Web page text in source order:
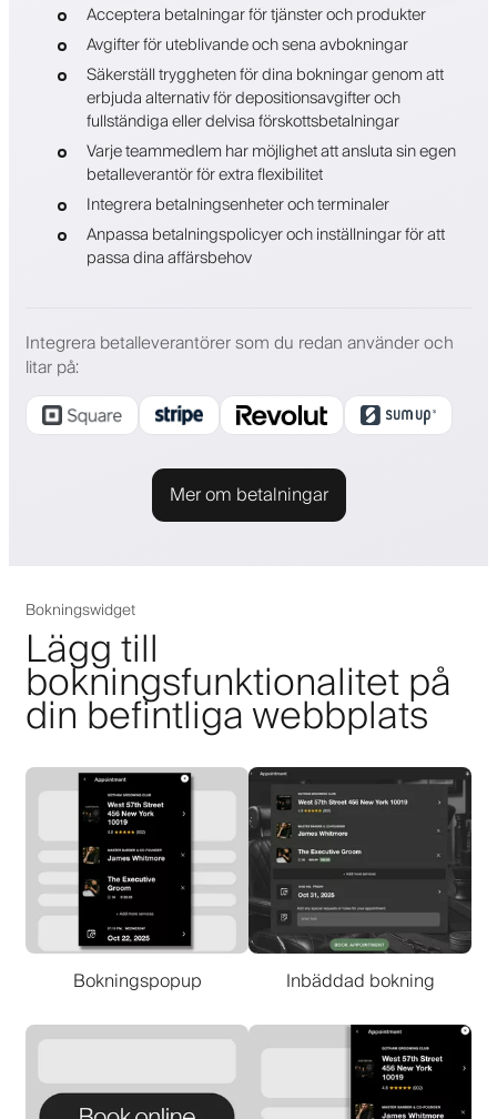
Acceptera betalningar för tjänster och produkter
Avgifter för uteblivande och sena avbokningar
Säkerställ tryggheten för dina bokningar genom att
erbjuda alternativ för depositionsavgifter och
fullständiga eller delvisa förskottsbetalningar
Varje teammedlem har möjlighet att ansluta sin egen
betalleverantör för extra flexibilitet
Integrera betalningsenheter och terminaler
Anpassa betalningspolicyer och inställningar för att
passa dina affärsbehov
Integrera betalleverantörer som du redan använder och
litar på:
Mer om betalningar
Bokningswidget
Lägg till
bokningsfunktionalitet på
din befintliga webbplats
Bokningspopup Inbäddad bokning